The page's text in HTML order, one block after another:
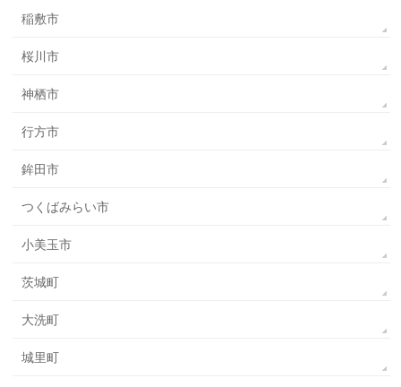
稲敷市
桜川市
神栖市
行方市
鉾田市
つくばみらい市
小美玉市
茨城町
大洗町
城里町